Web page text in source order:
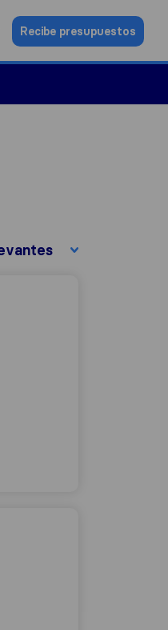
Recibe presupuestos